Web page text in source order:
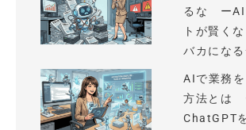
るな ーAI
トが賢く
バカにな
AIで業務
方法とは
ChatGPT